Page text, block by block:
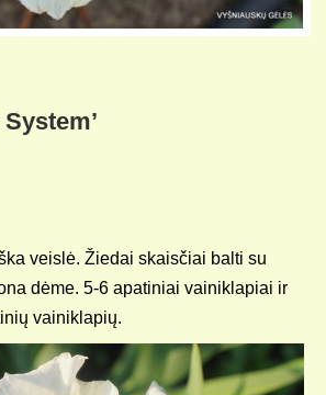
veislė. Žiedai skaisčiai balti su
dėme. 5-6 apatiniai vainiklapiai ir
vainiklapių.